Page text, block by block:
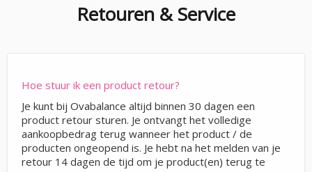
Retouren & Service
Hoe stuur ik een product retour?
Je kunt bij Ovabalance altijd binnen 30 dagen een
product retour sturen. Je ontvangt het volledige
aankoopbedrag terug wanneer het product / de
producten ongeopend is. Je hebt na het melden van je
retour 14 dagen de tijd om je product(en) terug te